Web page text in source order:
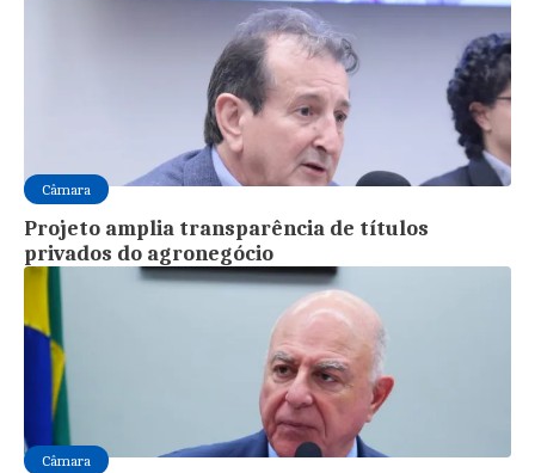
Câmara
Projeto amplia transparência de títulos
privados do agronegócio
Câmara